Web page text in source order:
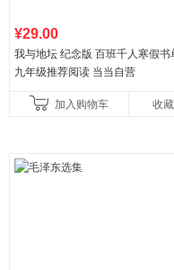
¥29.00
我与地坛 纪念版 百班千人寒假书
九年级推荐阅读 当当自营
加入购物车 收藏